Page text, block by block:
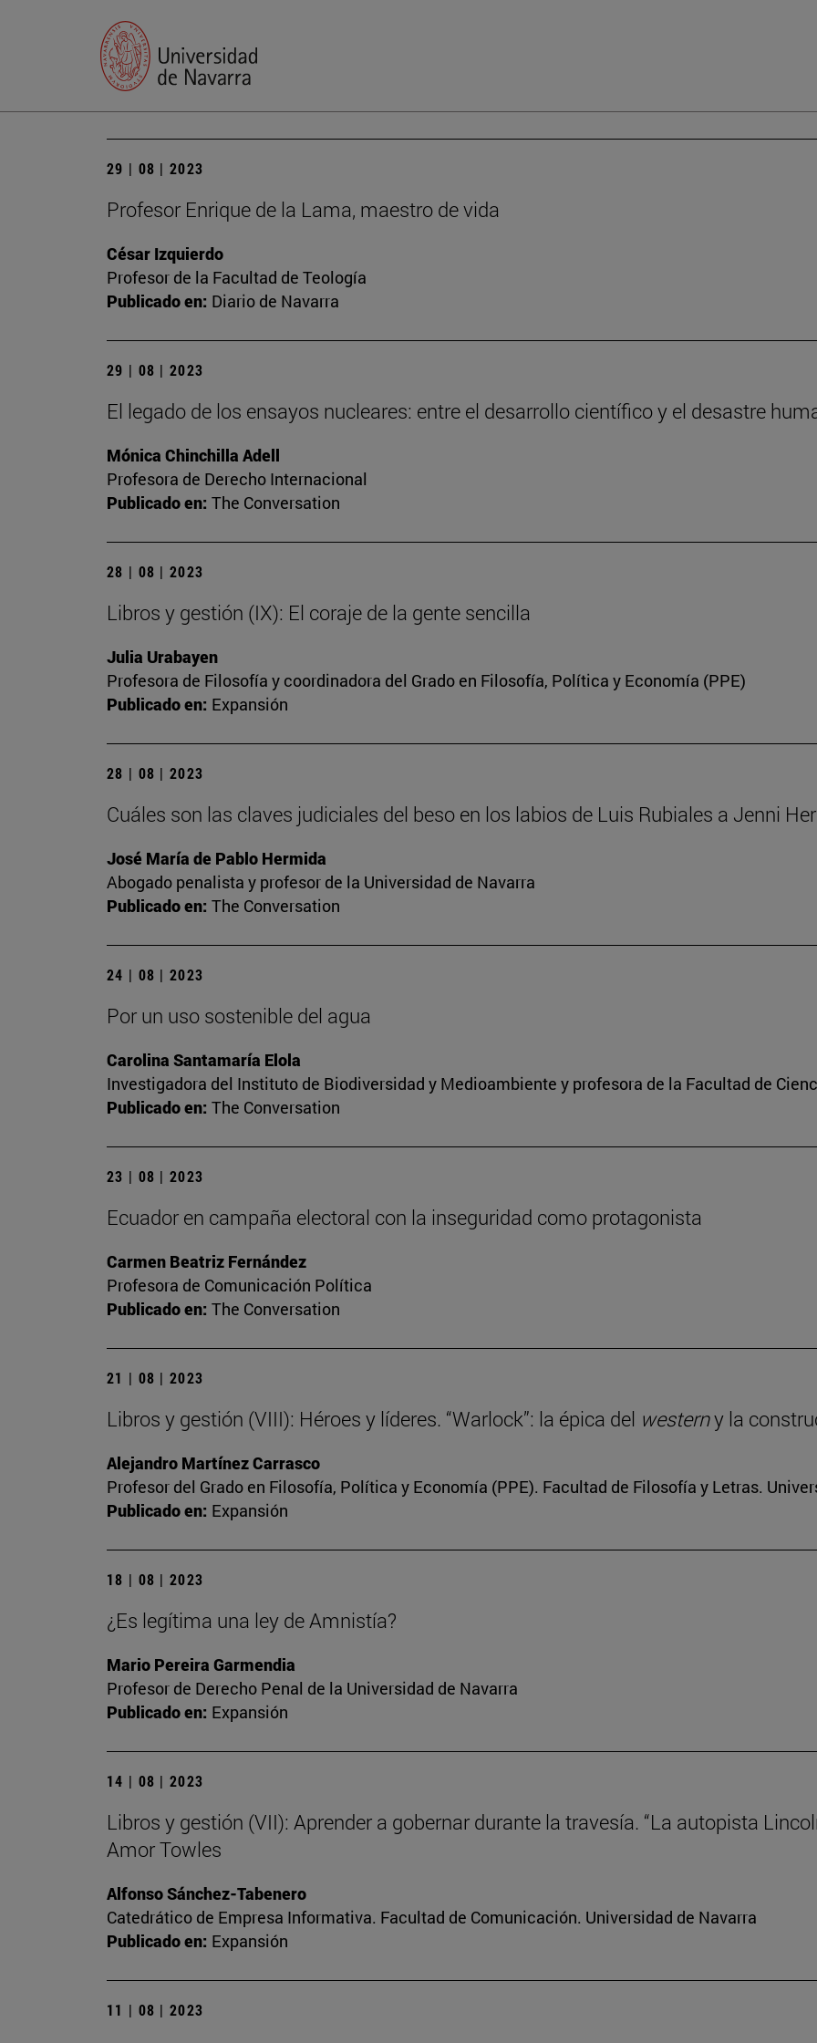
29 | 08 | 2023
Profesor Enrique de la Lama, maestro de vida
César Izquierdo
Profesor de la Facultad de Teología
Publicado en: Diario de Navarra
29 | 08 | 2023
El legado de los ensayos nucleares: entre el desarrollo científico y el desastre
Mónica Chinchilla Adell
Profesora de Derecho Internacional
Publicado en: The Conversation
28 | 08 | 2023
Libros y gestión (IX): El coraje de la gente sencilla
Julia Urabayen
Profesora de Filosofía y coordinadora del Grado en Filosofía, Política y Economía (PPE)
Publicado en: Expansión
28 | 08 | 2023
Cuáles son las claves judiciales del beso en los labios de Luis Rubiales a Jenni
José María de Pablo Hermida
Abogado penalista y profesor de la Universidad de Navarra
Publicado en: The Conversation
24 | 08 | 2023
Por un uso sostenible del agua
Carolina Santamaría Elola
Investigadora del Instituto de Biodiversidad y Medioambiente y profesora de la Facultad de
Publicado en: The Conversation
23 | 08 | 2023
Ecuador en campaña electoral con la inseguridad como protagonista
Carmen Beatriz Fernández
Profesora de Comunicación Política
Publicado en: The Conversation
21 | 08 | 2023
Libros y gestión (VIII): Héroes y líderes. “Warlock”: la épica del westerny la
Alejandro Martínez Carrasco
Profesor del Grado en Filosofía, Política y Economía (PPE). Facultad de Filosofía y Letras.
Publicado en: Expansión
18 | 08 | 2023
¿Es legítima una ley de Amnistía?
Mario Pereira Garmendia
Profesor de Derecho Penal de la Universidad de Navarra
Publicado en: Expansión
14 | 08 | 2023
Libros y gestión (VII): Aprender a gobernar durante la travesía. “La autopista
Amor Towles
Alfonso Sánchez-Tabenero
Catedrático de Empresa Informativa. Facultad de Comunicación. Universidad de Navarra
Publicado en: Expansión
11 | 08 | 2023